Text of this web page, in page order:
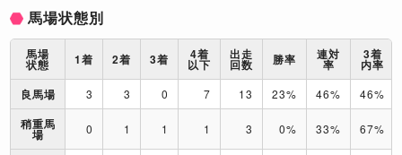
馬場状態別
馬場
状態 1着 2着 3着 4着
以下
出走
回数 勝率 連対
率
3着
内率
良馬場
3 3 0 7 13 23% 46% 46%
稍重馬
場 0 1 1 1 3 0% 33% 67%